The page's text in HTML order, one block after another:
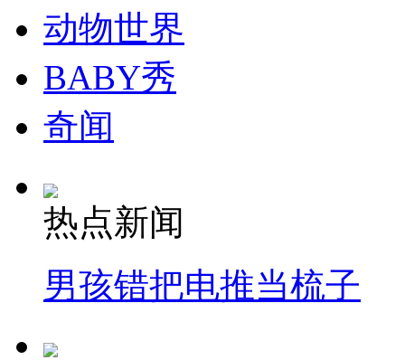
司机酒驾遇交警 急速倒车逃窜
动物世界
BABY秀
奇闻
热点新闻
男孩错把电推当梳子